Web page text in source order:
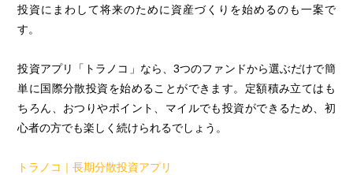
投資にまわして将来のために資産づくりを始めるのも一案で
す。
投資アプリ「トラノコ」なら、3つのファンドから選ぶだけで簡
単に国際分散投資を始めることができます。定額積み立てはも
ちろん、おつりやポイント、マイルでも投資ができるため、初
心者の方でも楽しく続けられるでしょう。
トラノコ｜長期分散投資アプリ